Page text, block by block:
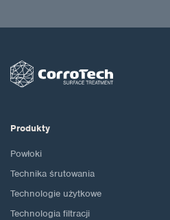
Produkty
Powłoki
Technika śrutowania
Technologie użytkowe
Technologia filtracji